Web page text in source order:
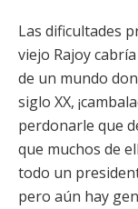
Las dificultades
viejo Rajoy
de un mundo
siglo XX,
perdonarle que
que muchos de
todo un
pero aún hay